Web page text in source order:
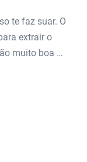
te faz suar. O
extrair o
muito boa …